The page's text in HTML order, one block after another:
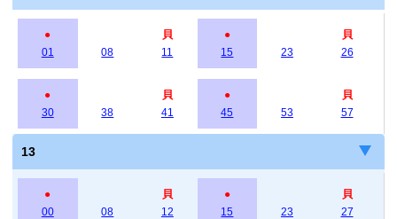
●
01
08
貝
11
●
15
23
貝
26
●
30
38
貝
41
●
45
53
貝
57
13
●
00
08
貝
12
●
15
23
貝
27